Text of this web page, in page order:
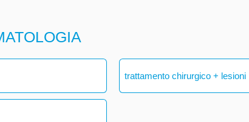
trattamento chirurgico + lesioni